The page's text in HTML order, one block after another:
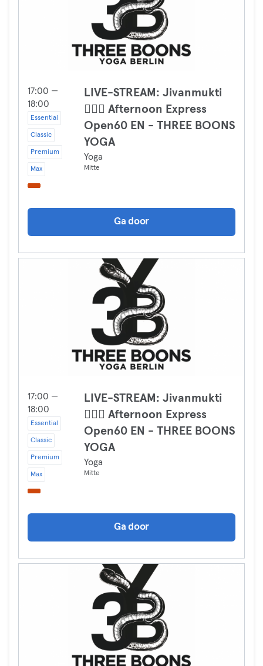
17:00 —
18:00
Essential
Classic
Premium
Max
LIVE-STREAM: Jivanmukti
🧘🏼‍♀️ Afternoon Express
Open60 EN - THREE BOONS
YOGA
Yoga
Mitte
Ga door
17:00 —
18:00
Essential
Classic
Premium
Max
LIVE-STREAM: Jivanmukti
🧘🏽‍♀️ Afternoon Express
Open60 EN - THREE BOONS
YOGA
Yoga
Mitte
Ga door